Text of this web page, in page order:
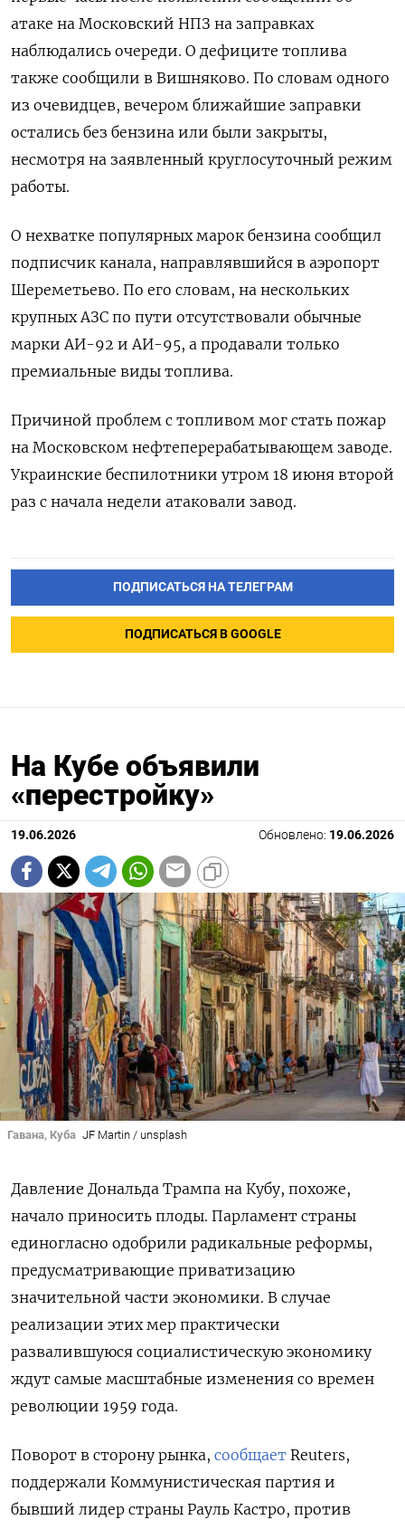
атаке на Московский НПЗ на заправках
наблюдались очереди. О дефиците топлива
также сообщили в Вишняково. По словам одного
из очевидцев, вечером ближайшие заправки
остались без бензина или были закрыты,
несмотря на заявленный круглосуточный режим
работы.
О нехватке популярных марок бензина сообщил
подписчик канала, направлявшийся в аэропорт
Шереметьево. По его словам, на нескольких
крупных АЗС по пути отсутствовали обычные
марки АИ-92 и АИ-95, а продавали только
премиальные виды топлива.
Причиной проблем с топливом мог стать пожар
на Московском нефтеперерабатывающем заводе.
Украинские беспилотники утром 18 июня второй
раз с начала недели атаковали завод.
ПОДПИСАТЬСЯ НА ТЕЛЕГРАМ
ПОДПИСАТЬСЯ В GOOGLE
На Кубе объявили
«перестройку»
19.06.2026 Обновлено: 19.06.2026
Гавана, Куба JF Martin / unsplash
Давление Дональда Трампа на Кубу, похоже,
начало приносить плоды. Парламент страны
единогласно одобрили радикальные реформы,
предусматривающие приватизацию
значительной части экономики. В случае
реализации этих мер практически
развалившуюся социалистическую экономику
ждут самые масштабные изменения со времен
революции 1959 года.
Поворот в сторону рынка, сообщает Reuters,
поддержали Коммунистическая партия и
бывший лидер страны Рауль Кастро, против